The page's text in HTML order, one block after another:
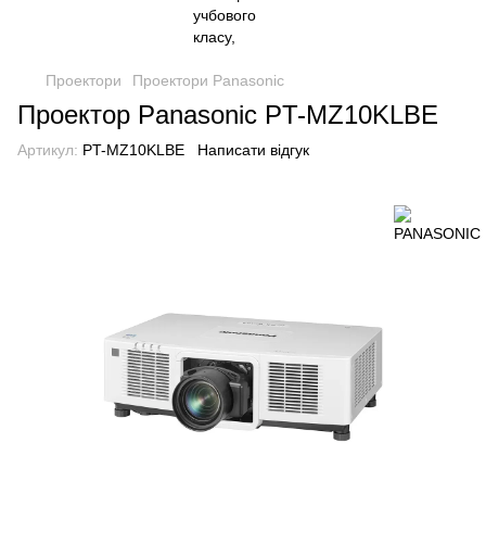
Проектори Проектори Panasonic
Проектор Panasonic PT-MZ10KLBE
Артикул: PT-MZ10KLBE Написати відгук